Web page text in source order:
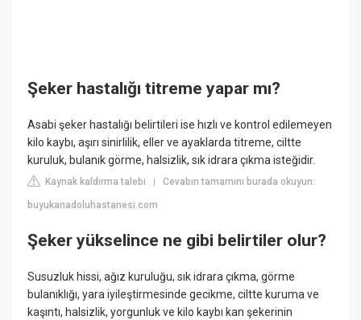
Şeker hastalığı titreme yapar mı?
Asabi şeker hastalığı belirtileri ise hızlı ve kontrol edilemeyen
kilo kaybı, aşırı sinirlilik, eller ve ayaklarda titreme, ciltte
kuruluk, bulanık görme, halsizlik, sık idrara çıkma isteğidir.
Kaynak kaldırma talebi |Cevabın tamamını burada okuyun:
buyukanadoluhastanesi.com
Şeker yükselince ne gibi belirtiler olur?
Susuzluk hissi, ağız kuruluğu, sık idrara çıkma, görme
bulanıklığı, yara iyileştirmesinde gecikme, ciltte kuruma ve
kaşıntı, halsizlik, yorgunluk ve kilo kaybı kan şekerinin